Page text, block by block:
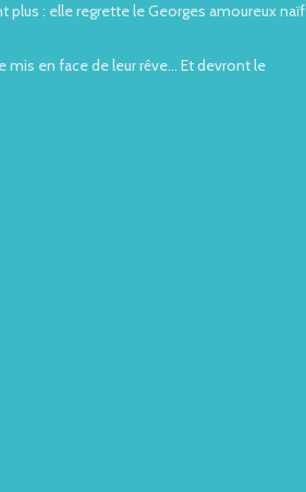
: elle regrette le Georges amoureux naïf
en face de leur rêve... Et devront le